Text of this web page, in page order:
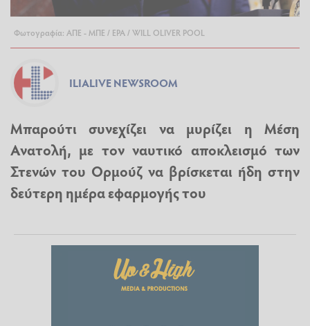
Φωτογραφία: ΑΠΕ - ΜΠΕ / EPA / WILL OLIVER POOL
ILIALIVE NEWSROOM
Μπαρούτι συνεχίζει να μυρίζει η Μέση
Ανατολή, με τον ναυτικό αποκλεισμό των
Στενών του Ορμούζ να βρίσκεται ήδη στην
δεύτερη ημέρα εφαρμογής του